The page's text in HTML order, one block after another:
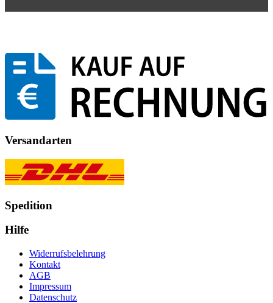
Versandarten
Spedition
Hilfe
Widerrufsbelehrung
Kontakt
AGB
Impressum
Datenschutz